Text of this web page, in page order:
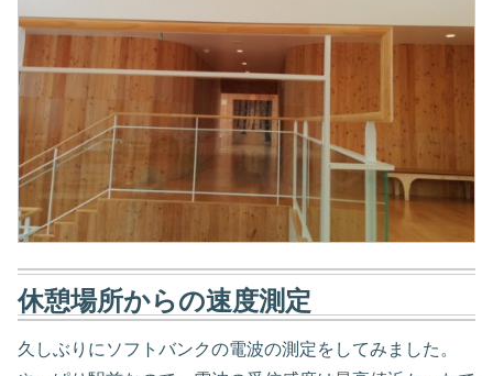
休憩場所からの速度測定
久しぶりにソフトバンクの電波の測定をしてみました。